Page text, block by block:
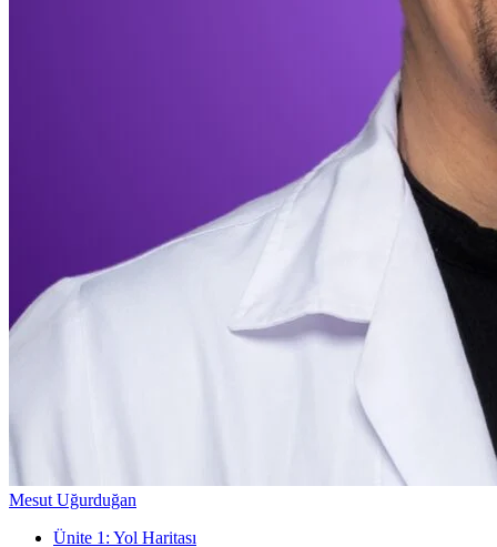
Mesut Uğurduğan
Ünite 1 : Yol Haritası